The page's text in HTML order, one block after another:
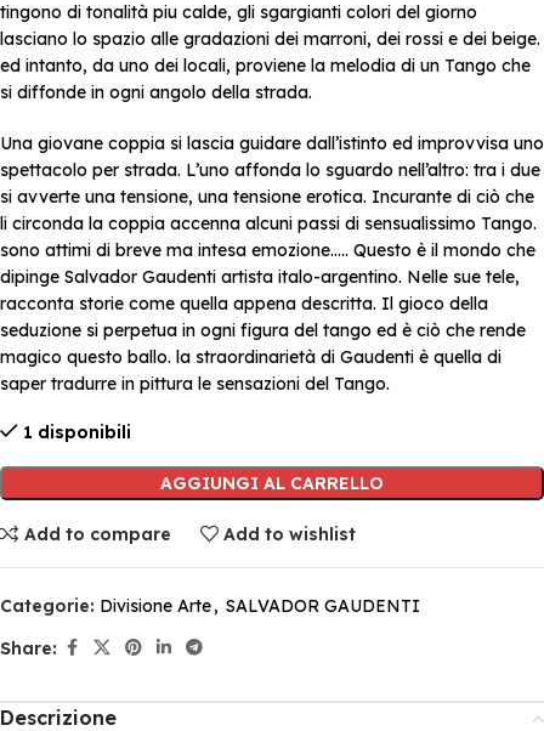
tingono di tonalità piu calde, gli sgargianti colori del giorno
lasciano lo spazio alle gradazioni dei marroni, dei rossi e dei beige.
ed intanto, da uno dei locali, proviene la melodia di un Tango che
si diffonde in ogni angolo della strada.
Una giovane coppia si lascia guidare dall’istinto ed improvvisa uno
spettacolo per strada. L’uno affonda lo sguardo nell’altro: tra i due
si avverte una tensione, una tensione erotica. Incurante di ciò che
li circonda la coppia accenna alcuni passi di sensualissimo Tango.
sono attimi di breve ma intesa emozione….. Questo è il mondo che
dipinge Salvador Gaudenti artista italo-argentino. Nelle sue tele,
racconta storie come quella appena descritta. Il gioco della
seduzione si perpetua in ogni figura del tango ed è ciò che rende
magico questo ballo. la straordinarietà di Gaudenti è quella di
saper tradurre in pittura le sensazioni del Tango.
1 disponibili
AGGIUNGI AL CARRELLO
Add to compare Add to wishlist
Categorie: Divisione Arte, SALVADOR GAUDENTI
Share:
Descrizione